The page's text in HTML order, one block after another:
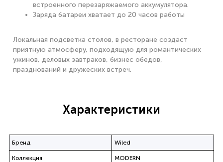
встроенного перезаряжаемого аккумулятора.
Заряда батареи хватает до 20 часов работы
Локальная подсветка столов, в ресторане создаст
приятную атмосферу, подходящую для романтических
ужинов, деловых завтраков, бизнес обедов,
празднований и дружеских встреч.
Характеристики
Бренд Wiled
Коллекция MODERN